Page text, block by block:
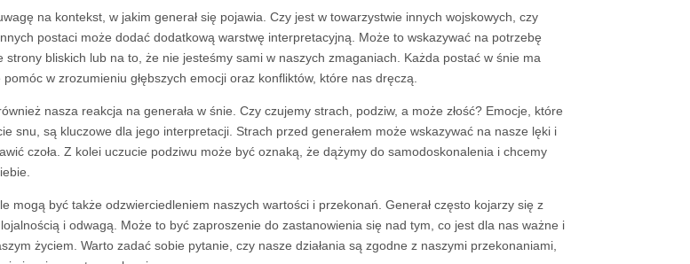
na kontekst, w jakim generał się pojawia. Czy jest w towarzystwie innych wojskowych, czy
postaci może dodać dodatkową warstwę interpretacyjną. Może to wskazywać na potrzebę
strony bliskich lub na to, że nie jesteśmy sami w naszych zmaganiach. Każda postać w śnie ma
w zrozumieniu głębszych emocji oraz konfliktów, które nas dręczą.
nasza reakcja na generała w śnie. Czy czujemy strach, podziw, a może złość? Emocje, które
snu, są kluczowe dla jego interpretacji. Strach przed generałem może wskazywać na nasze lęki i
czoła. Z kolei uczucie podziwu może być oznaką, że dążymy do samodoskonalenia i chcemy
mogą być także odzwierciedleniem naszych wartości i przekonań. Generał często kojarzy się z
i odwagą. Może to być zaproszenie do zastanowienia się nad tym, co jest dla nas ważne i
życiem. Warto zadać sobie pytanie, czy nasze działania są zgodne z naszymi przekonaniami,